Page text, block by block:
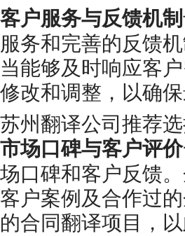
客户服务与反馈机制
服务和完善的反馈
当能够及时响应客
修改和调整，以确
苏州翻译公司推荐
市场口碑与客户评价
场口碑和客户反馈
客户案例及合作过
的合同翻译项目，